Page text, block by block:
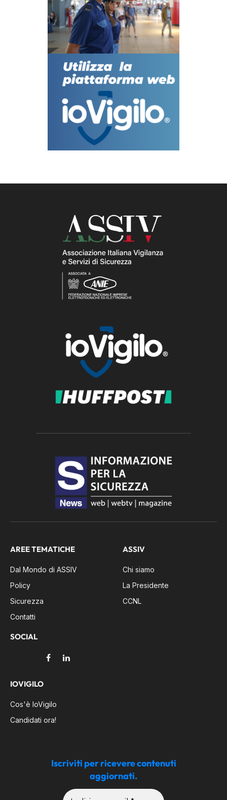
AREE TEMATICHE
Dal Mondo di ASSIV
Policy
Sicurezza
Contatti
SOCIAL
FacebookLinkedIn
ASSIV
Chi siamo
La Presidente
CCNL
IOVIGILO
Cos'è IoVigilo
Candidati ora!
Iscriviti per ricevere contenuti
aggiornati.